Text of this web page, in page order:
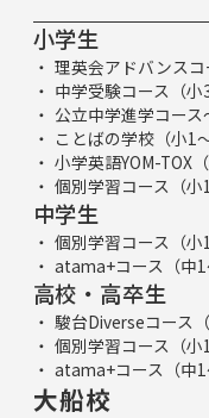
小学生
理英会アドバンスコ
中学受験コース（小3
公立中学進学コース
ことばの学校（小1～
小学英語YOM-TOX（
個別学習コース（小
中学生
個別学習コース（小
atama+コース（中1
高校・高卒生
駿台Diverseコース
個別学習コース（小
atama+コース（中1
大船校